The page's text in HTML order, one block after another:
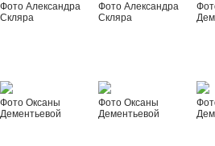
Фото Александра
Скляра
Фото Александра
Скляра
Фото Оксаны
Дементьевой
Фото Оксаны
Дементьевой